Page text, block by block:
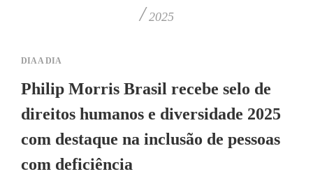
/ 2025
DIA A DIA
Philip Morris Brasil recebe selo de
direitos humanos e diversidade 2025
com destaque na inclusão de pessoas
com deficiência